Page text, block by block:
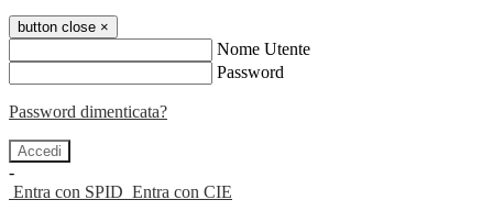
button close ×
Nome Utente
Password
Password dimenticata?
-
Entra con SPID Entra con CIE